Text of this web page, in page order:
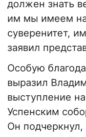
должен знать
им мы имеем
суверенитет,
заявил
Особую
выразил
выступление
Успенским
Он подчеркнул,